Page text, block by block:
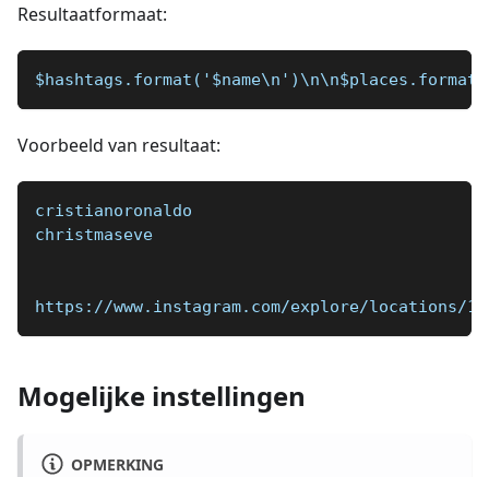
Resultaatformaat:
Voorbeeld van resultaat:
cristianoronaldo
christmaseve
https://www.instagram.com/explore/locations/
Mogelijke instellingen
OPMERKING